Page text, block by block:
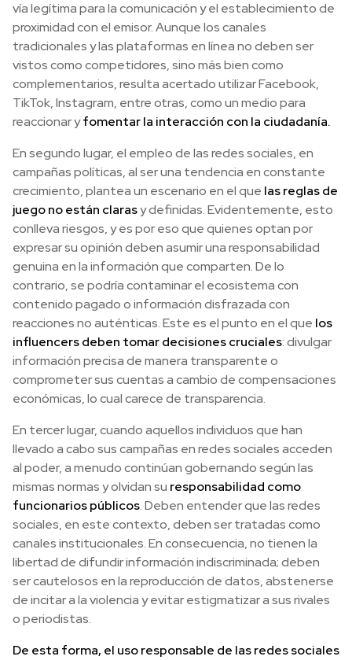
vía legítima para la comunicación y el establecimiento de
proximidad con el emisor. Aunque los canales
tradicionales y las plataformas en línea no deben ser
vistos como competidores, sino más bien como
complementarios, resulta acertado utilizar Facebook,
TikTok, Instagram, entre otras, como un medio para
reaccionar yfomentar la interacción con la ciudadanía.
En segundo lugar, el empleo de las redes sociales, en
campañas políticas, al ser una tendencia en constante
crecimiento, plantea un escenario en el que las reglas de
juego no están clarasy definidas. Evidentemente, esto
conlleva riesgos, y es por eso que quienes optan por
expresar su opinión deben asumir una responsabilidad
genuina en la información que comparten. De lo
contrario, se podría contaminar el ecosistema con
contenido pagado o información disfrazada con
reacciones no auténticas. Este es el punto en el que los
influencers deben tomar decisiones cruciales: divulgar
información precisa de manera transparente o
comprometer sus cuentas a cambio de compensaciones
económicas, lo cual carece de transparencia.
En tercer lugar, cuando aquellos individuos que han
llevado a cabo sus campañas en redes sociales acceden
al poder, a menudo continúan gobernando según las
mismas normas y olvidan su responsabilidad como
funcionarios públicos. Deben entender que las redes
sociales, en este contexto, deben ser tratadas como
canales institucionales. En consecuencia, no tienen la
libertad de difundir información indiscriminada; deben
ser cautelosos en la reproducción de datos, abstenerse
de incitar a la violencia y evitar estigmatizar a sus rivales
o periodistas.
De esta forma, el uso responsable de las redes sociales